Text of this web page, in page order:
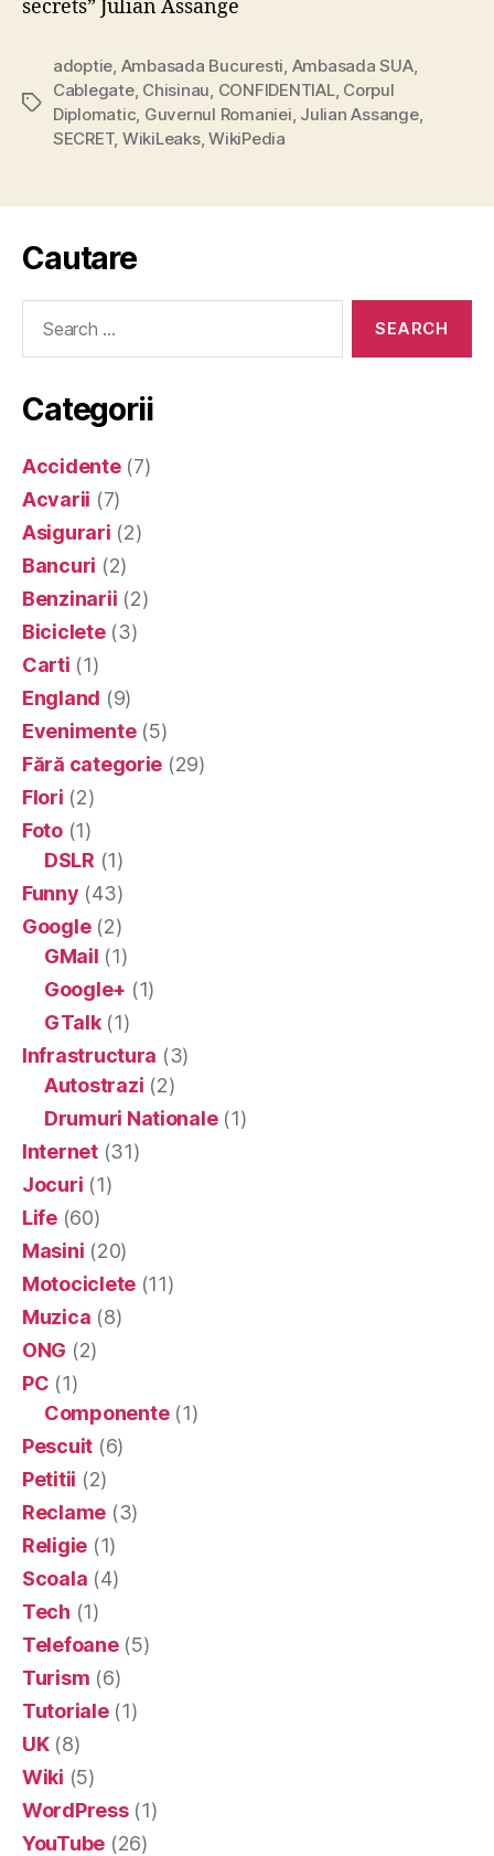
secrets” Julian Assange
Tags
adoptie Ambasada Bucuresti Ambasada SUA,
Cablegate, Chisinau CONFIDENTIAL, Corpul
Diplomatic Guvernul Romaniei Julian Assange,
SECRET, WikiLeaks,WikiPedia
Cautare
Categorii
Accidente(7)
Acvarii (7)
Asigurari (2)
Bancuri (2)
Benzinarii (2)
Biciclete(3)
Carti (1)
England (9)
Evenimente(5)
Fără categorie (29)
Flori (2)
Foto(1)
DSLR (1)
Funny (43)
Google(2)
GMail (1)
Google+ (1)
GTalk(1)
Infrastructura (3)
Autostrazi (2)
Drumuri Nationale(1)
Internet(31)
Jocuri (1)
Life(60)
Masini (20)
Motociclete (11)
Muzica (8)
ONG (2)
PC (1)
Componente(1)
Pescuit (6)
Petitii (2)
Reclame (3)
Religie (1)
Scoala (4)
Tech (1)
Telefoane(5)
Turism (6)
Tutoriale(1)
UK(8)
Wiki (5)
WordPress(1)
YouTube (26)